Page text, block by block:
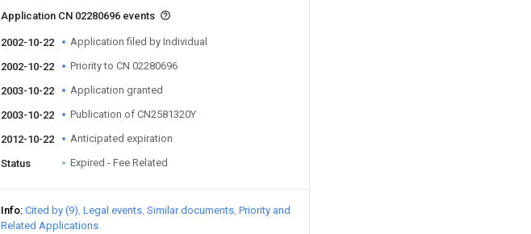
Application CN 02280696 events
2002-10-22 Application filed by Individual
2002-10-22 Priority to CN 02280696
2003-10-22 Application granted
2003-10-22 Publication of CN2581320Y
2012-10-22 Anticipated expiration
Status Expired - Fee Related
Info Cited by (9) Legal events Similar documents Priority and
Related Applications